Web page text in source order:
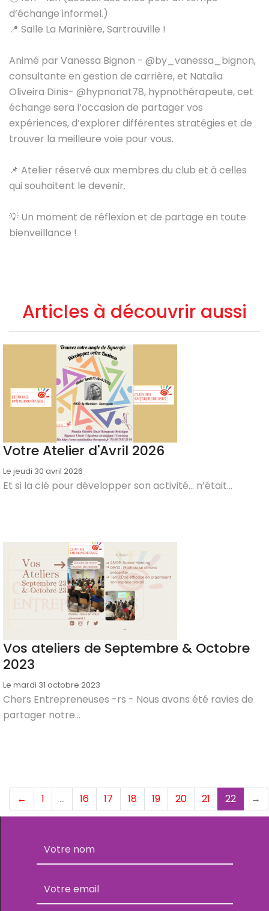
d’échange informel.)
📍 Salle La Marinière, Sartrouville !
Animé par Vanessa Bignon - @by_vanessa_bignon,
consultante en gestion de carrière, et Natalia
Oliveira Dinis- @hypnonat78, hypnothérapeute, cet
échange sera l’occasion de partager vos
expériences, d’explorer différentes stratégies et de
trouver la meilleure voie pour vous.
📌 Atelier réservé aux membres du club et à celles
qui souhaitent le devenir.
💡 Un moment de réflexion et de partage en toute
bienveillance !
Articles à découvrir aussi
Votre Atelier d'Avril 2026
Le jeudi 30 avril 2026
Et si la clé pour développer son activité… n’était...
Vos ateliers de Septembre & Octobre
2023
Le mardi 31 octobre 2023
Chers Entrepreneuses -rs - Nous avons été ravies de
partager notre...
← 1 … 16 17 18 19 20 21 22 →